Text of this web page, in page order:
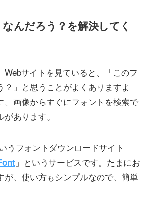
んだろう？を解決してく
Webサイトを見ていると、「このフ
？」と思うことがよくありますよ
、画像からすぐにフォントを検索で
あります。
うフォントダウンロードサイト
」というサービスです。たまにお
が、使い方もシンプルなので、簡単